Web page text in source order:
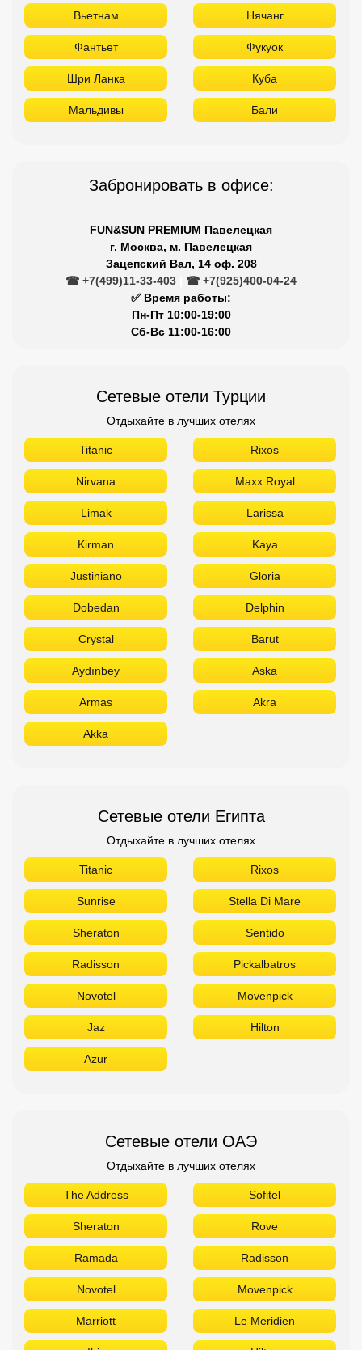
Вьетнам Нячанг
Фантьет Фукуок
Шри Ланка Куба
Мальдивы Бали
Забронировать в офисе:
FUN&SUN PREMIUM Павелецкая
г. Москва, м. Павелецкая
Зацепский Вал, 14 оф. 208
☎ +7(499)11-33-403
☎ +7(925)400-04-24
✅ Время работы:
Пн-Пт 10:00-19:00
Сб-Вс 11:00-16:00
Сетевые отели Турции
Отдыхайте в лучших отелях
Titanic Rixos
Nirvana Maxx Royal
Limak Larissa
Kirman Kaya
Justiniano Gloria
Dobedan Delphin
Crystal Barut
Aydınbey Aska
Armas Akra
Akka
Сетевые отели Египта
Отдыхайте в лучших отелях
Titanic Rixos
Sunrise Stella Di Mare
Sheraton Sentido
Radisson Pickalbatros
Novotel Movenpick
Jaz Hilton
Azur
Сетевые отели ОАЭ
Отдыхайте в лучших отелях
The Address Sofitel
Sheraton Rove
Ramada Radisson
Novotel Movenpick
Marriott Le Meridien